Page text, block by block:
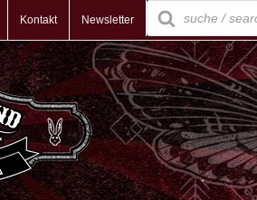
Kontakt Newsletter
Products
search